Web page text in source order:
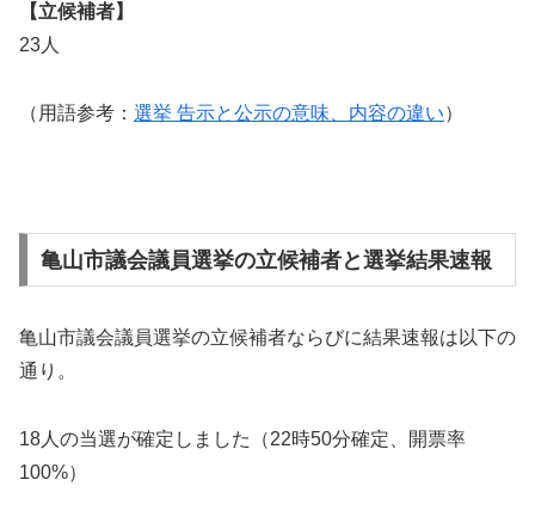
【立候補者】
23人
（用語参考： 選挙 告示と公示の意味、内容の違い）
亀山市議会議員選挙の立候補者と選挙結果速報
亀山市議会議員選挙の立候補者ならびに結果速報は以下の
通り。
18人の当選が確定しました（22時50分確定、開票率
100%）